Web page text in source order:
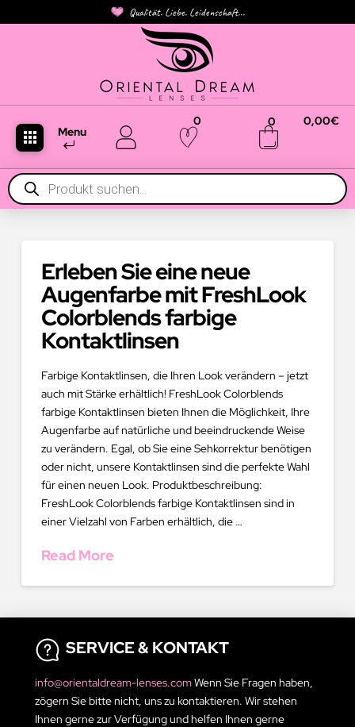
Qualität. Liebe. Leidenschaft...
Menu
0 0 0,00€
Products
search
Erleben Sie eine neue
Augenfarbe mit FreshLook
Colorblends farbige
Kontaktlinsen
Farbige Kontaktlinsen, die Ihren Look verändern – jetzt
auch mit Stärke erhältlich! FreshLook Colorblends
farbige Kontaktlinsen bieten Ihnen die Möglichkeit, Ihre
Augenfarbe auf natürliche und beeindruckende Weise
zu verändern. Egal, ob Sie eine Sehkorrektur benötigen
oder nicht, unsere Kontaktlinsen sind die perfekte Wahl
für einen neuen Look. Produktbeschreibung:
FreshLook Colorblends farbige Kontaktlinsen sind in
einer Vielzahl von Farben erhältlich, die …
Read More
SERVICE & KONTAKT
info@orientaldream-lenses.comWenn Sie Fragen haben,
zögern Sie bitte nicht, uns zu kontaktieren. Wir stehen
Ihnen gerne zur Verfügung und helfen Ihnen gerne